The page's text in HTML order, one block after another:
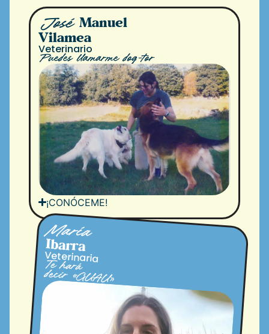
José Manuel
Vilamea
Veterinario
Puedes llamarme dog-tor
¡CONÓCEME!
María
Ibarra
Veterinaria
Te hará
decir «GUAU»